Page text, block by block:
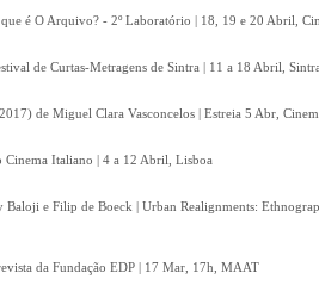
é O Arquivo? - 2º Laboratório | 18, 19 e 20 Abril,
de Curtas-Metragens de Sintra | 11 a 18 Abril,
de Miguel Clara Vasconcelos | Estreia 5 Abr,
Cinema Italiano | 4 a 12 Abril, Lisboa
Baloji e Filip de Boeck | Urban Realignments:
da Fundação EDP | 17 Mar, 17h, MAAT